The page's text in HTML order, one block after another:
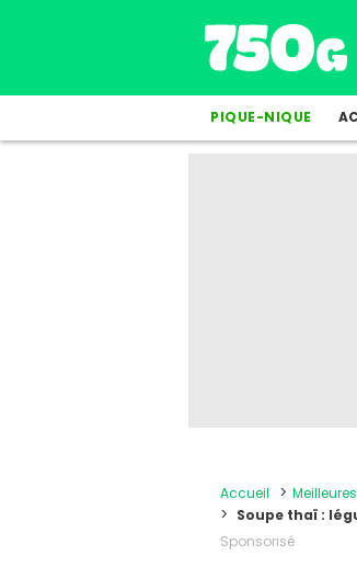
PIQUE-NIQUE
Accueil
Soupe thaï :
Sponsorisé